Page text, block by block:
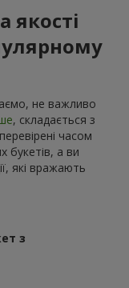
якості
не важливо
, складається з
часом
букетів, а ви
які вражають
з